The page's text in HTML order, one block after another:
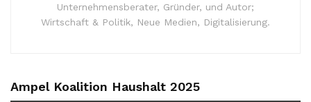
Unternehmensberater, Gründer, und Autor;
Wirtschaft & Politik, Neue Medien, Digitalisierung.
Ampel Koalition Haushalt 2025